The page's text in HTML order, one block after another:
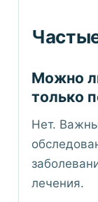
Можно
только
Нет.
лечения.